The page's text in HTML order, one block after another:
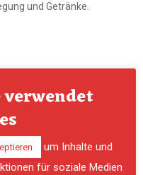
und Getränke.
verwendet
um Inhalte und
für soziale Medien